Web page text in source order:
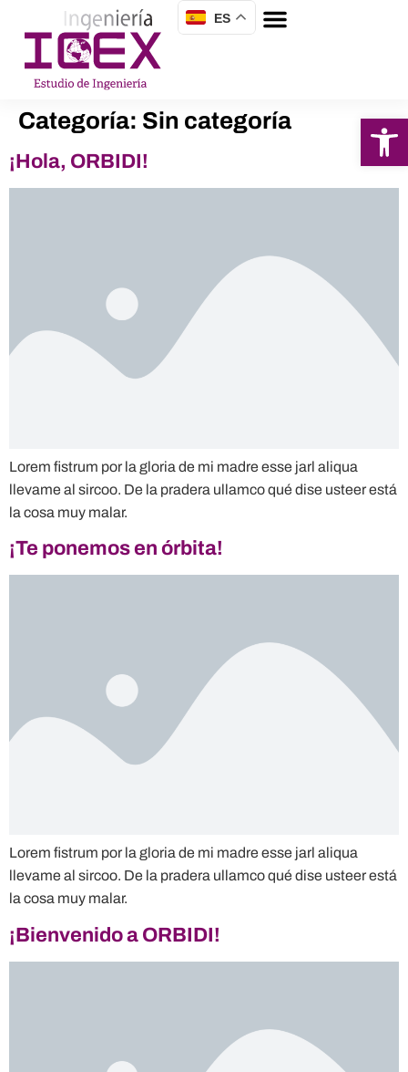
Abrir
ES
Categoría: Sin categoría
¡Hola, ORBIDI!
Lorem fistrum por la gloria de mi madre esse jarl aliqua
llevame al sircoo. De la pradera ullamco qué dise usteer está
la cosa muy malar.
¡Te ponemos en órbita!
Lorem fistrum por la gloria de mi madre esse jarl aliqua
llevame al sircoo. De la pradera ullamco qué dise usteer está
la cosa muy malar.
¡Bienvenido a ORBIDI!